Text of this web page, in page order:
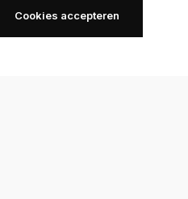
Cookies accepteren